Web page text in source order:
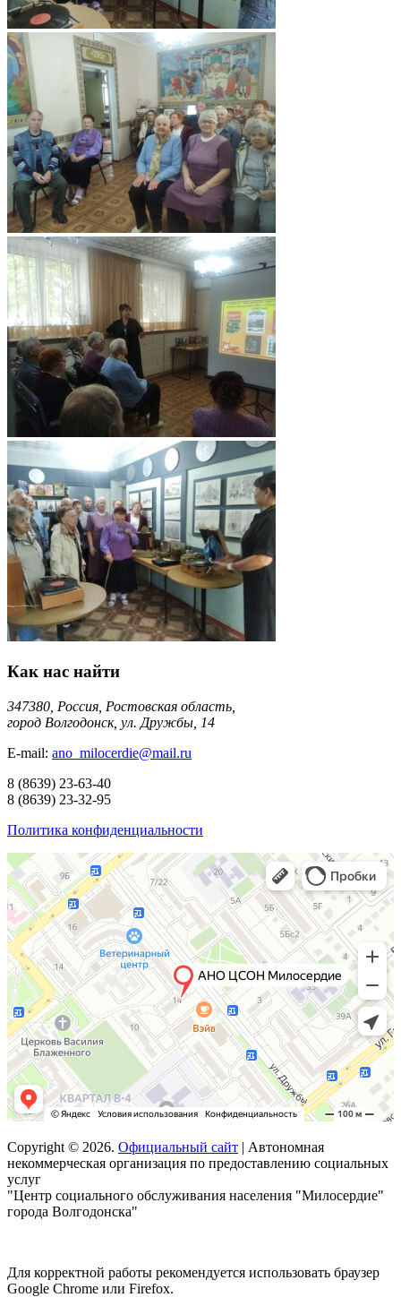
Как нас найти
347380, Россия, Ростовская область,
город Волгодонск, ул. Дружбы, 14
E-mail: ano_milocerdie@mail.ru
8 (8639) 23-63-40
8 (8639) 23-32-95
Политика конфиденциальности
Copyright © 2026. Официальный сайт | Автономная
некоммерческая организация по предоставлению социальных
услуг
"Центр социального обслуживания населения "Милосердие"
города Волгодонска"
Для корректной работы рекомендуется использовать браузер
Google Chrome или Firefox.